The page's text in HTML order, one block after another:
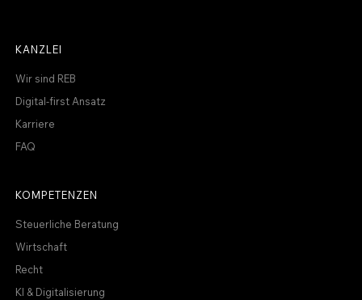
KANZLEI
Wir sind REB
Digital-first Ansatz
Karriere
FAQ
KOMPETENZEN
Steuerliche Beratung
Wirtschaft
Recht
KI & Digitalisierung